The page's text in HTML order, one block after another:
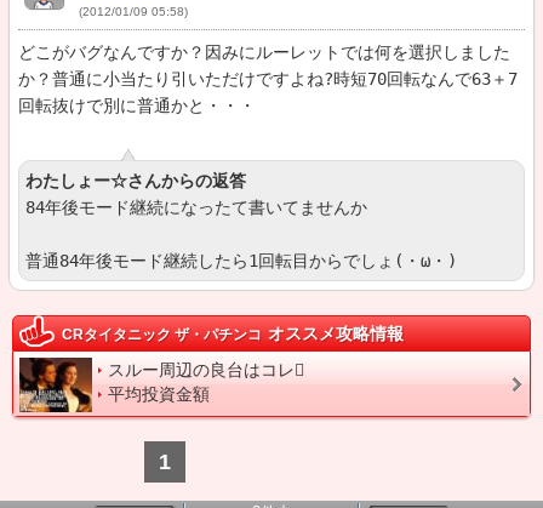
(2012/01/09 05:58)
どこがバグなんですか？因みにルーレットでは何を選択しました
か？普通に小当たり引いただけですよね?時短70回転なんで63＋7
わたしょー☆さんからの返答
84年後モード継続になったて書いてませんか
普通84年後モード継続したら1回転目からでしょ(・ω・)
CRタイタニック ザ・パチンコ オススメ攻略情報
スルー周辺の良台はコレ
平均投資金額
1